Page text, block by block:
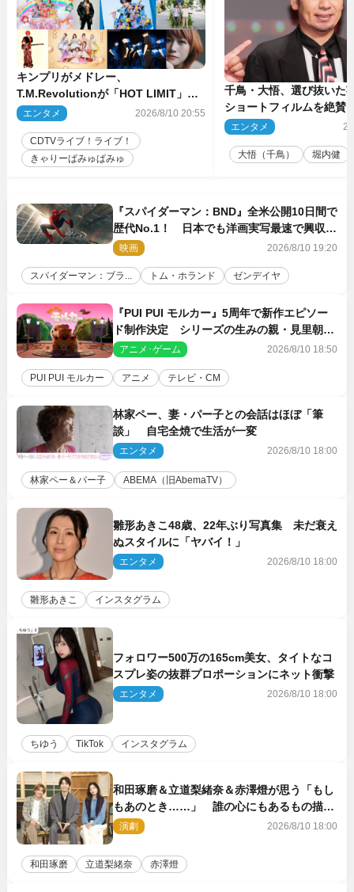
キンプリがメドレー、
T.M.Revolutionが「HOT LIMIT」披
露 来週の『CDTVライブ！ライ
エンタメ 2026/8/10 20:55
CDTVライブ！ライブ！
きゃりーぱみゅぱみゅ
千鳥・大悟、選び抜いた
ショートフィルムを絶
話とか来るんじゃない？
エンタメ
大悟（千鳥） 堀内健
『スパイダーマン：BND』全米公開10日間で
歴代No.1！ 日本でも洋画実写最速で興収
30億円突破
映画 2026/8/10 19:20
スパイダーマン：ブラ... トム・ホランド ゼンデイヤ
『PUI PUI モルカー』5周年で新作エピソー
ド制作決定 シリーズの生みの親・見里朝希
監督が復帰
アニメ･ゲーム 2026/8/10 18:50
PUI PUI モルカー アニメ テレビ・CM
林家ペー、妻・パー子との会話はほぼ「筆
談」 自宅全焼で生活が一変
エンタメ 2026/8/10 18:00
林家ペー＆パー子 ABEMA（旧AbemaTV）
雛形あきこ48歳、22年ぶり写真集 未だ衰え
ぬスタイルに「ヤバイ！」
エンタメ 2026/8/10 18:00
雛形あきこ インスタグラム
フォロワー500万の165cm美女、タイトなコ
スプレ姿の抜群プロポーションにネット衝撃
エンタメ 2026/8/10 18:00
ちゆう TikTok インスタグラム
和田琢磨＆立道梨緒奈＆赤澤燈が思う「もし
もあのとき……」 誰の心にもあるもの描く
舞台『回転する夜』に込める思い
演劇 2026/8/10 18:00
和田琢磨 立道梨緒奈 赤澤燈